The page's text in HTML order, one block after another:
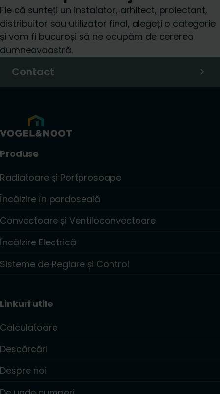
Fie că sunteți un instalator, arhitect, proiectant,
distribuitor sau utilizator final, alegeți o categorie
și vom fi bucuroși să ne ocupăm de cererea
dumneavoastră.
Contact
Produse
Radiatoare și Portprosoape
Încălzire în pardoseală
Convectoare și Ventiloconvectoare
Încălzire Electrică
Sisteme de Reglare și Control
Linkuri utile
Calculatoare
Descărcări
Despre noi